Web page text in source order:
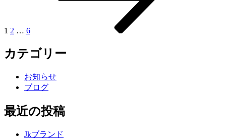
ー
ジ
送
1 2 … 6
カテゴリー
お知らせ
ブログ
最近の投稿
Jkブランド